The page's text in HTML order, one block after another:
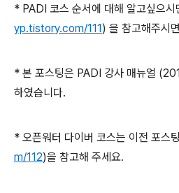
* PADI 코스 순서에 대해 알고싶으시
yp.tistory.com/111) 을 참고해주시
* 본 포스팅은 PADI 강사 매뉴얼
하였습니다.
* 오픈워터 다이버 코스는 이전 포스
m/112)을 참고해 주세요.